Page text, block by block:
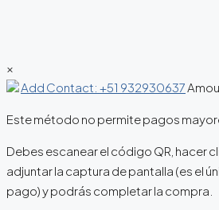
×
Add Contact: +51 932930637
Este método no permite pagos
Debes escanear el código QR, hacer
adjuntar la captura de pantalla (es el
pago) y podrás completar la compra.